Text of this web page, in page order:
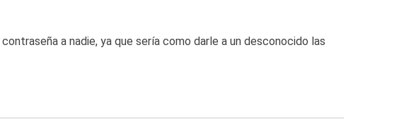
a nadie, ya que sería como darle a un desconocido las